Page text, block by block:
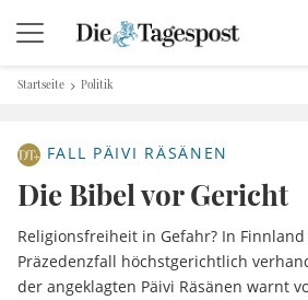
Startseite Politik
FALL PÄIVI RÄSÄNEN
Die Bibel vor Gericht
Religionsfreiheit in Gefahr? In
Präzedenzfall höchstgerichtlich
der angeklagten Päivi Räsänen warnt